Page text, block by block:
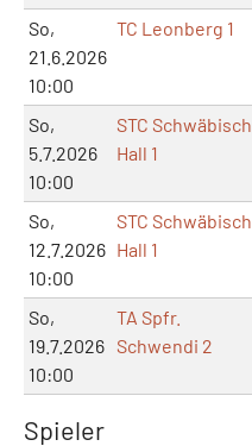
So,
21.6.2026
10:00
TC Leonberg 1
So,
5.7.2026
10:00
STC Schwäbisch
Hall 1
So,
12.7.2026
10:00
STC Schwäbisch
Hall 1
So,
19.7.2026
10:00
TA Spfr.
Schwendi 2
Spieler